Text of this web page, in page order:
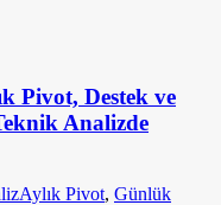
Pivot, Destek ve
Analizde
Aylık Pivot, Günlük